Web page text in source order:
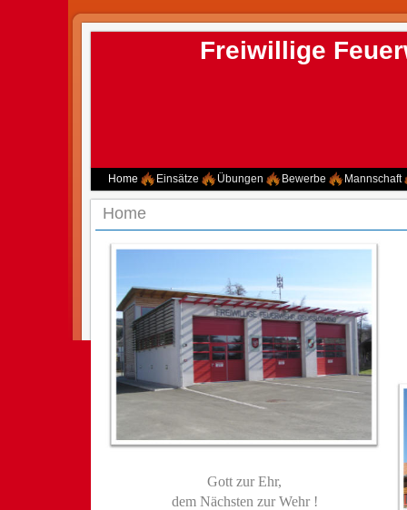
Freiwillige
Home Einsätze Übungen Bewerbe Mannschaft
Home
Gott zur Ehr,
dem Nächsten zur Wehr !